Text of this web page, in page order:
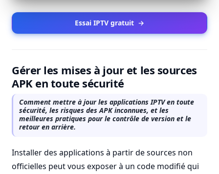
Essai IPTV gratuit →
Gérer les mises à jour et les sources
APK en toute sécurité
Comment mettre à jour les applications IPTV en toute
sécurité, les risques des APK inconnues, et les
meilleures pratiques pour le contrôle de version et le
retour en arrière.
Installer des applications à partir de sources non
officielles peut vous exposer à un code modifié qui